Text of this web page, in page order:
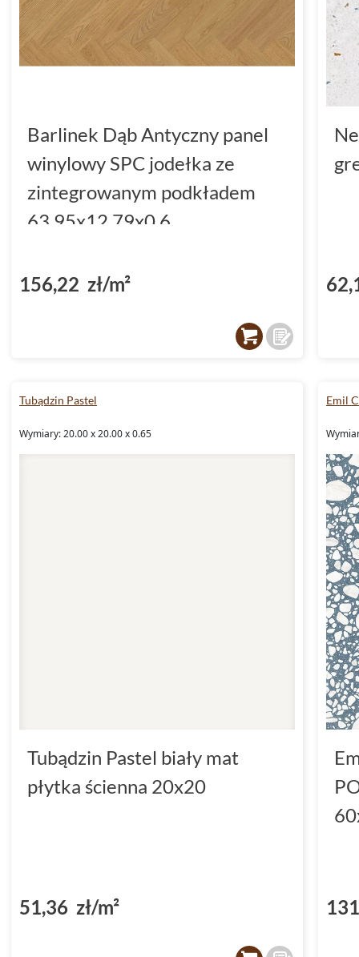
Barlinek Dąb Antyczny panel
winylowy SPC jodełka ze
zintegrowanym podkładem
63.95x12.79x0.6
156,22 zł/m²
Tubądzin Pastel
Wymiary: 20.00 x 20.00 x 0.65
Tubądzin Pastel biały mat
płytka ścienna 20x20
51,36 zł/m²
Emil